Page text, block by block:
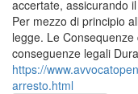
accertate, assicurando
Per mezzo di principio
legge. Le
conseguenze legali
https://
arresto.html